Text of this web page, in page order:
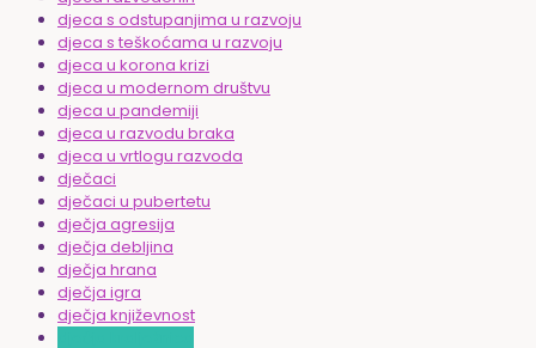
djeca s odstupanjima u razvoju
djeca s teškoćama u razvoju
djeca u korona krizi
djeca u modernom društvu
djeca u pandemiji
djeca u razvodu braka
djeca u vrtlogu razvoda
dječaci
dječaci u pubertetu
dječja agresija
dječja debljina
dječja hrana
dječja igra
dječja književnost